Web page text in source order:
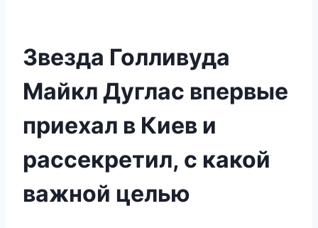
Звезда Голливуда
Майкл Дуглас впервые
приехал в Киев и
рассекретил, с какой
важной целью